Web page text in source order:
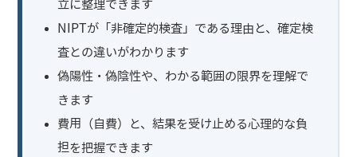
立に整理できます
NIPTが「非確定的検査」である理由と、確定検
査との違いがわかります
偽陽性・偽陰性や、わかる範囲の限界を理解で
きます
費用（自費）と、結果を受け止める心理的な負
担を把握できます